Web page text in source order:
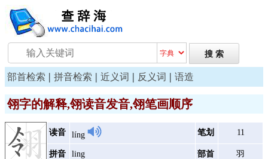
部首检索 | 拼音检索 | 近义词 | 反义词 | 语造
翎字的解释,翎读音发音,翎笔画顺序
读音 líng 笔划 11
拼音 ling 部首 羽